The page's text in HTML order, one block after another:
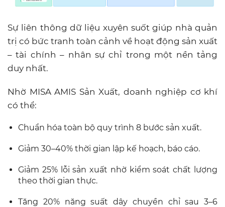
Sự liên thông dữ liệu xuyên suốt giúp nhà quản
trị có bức tranh toàn cảnh về hoạt động sản xuất
– tài chính – nhân sự chỉ trong một nền tảng
duy nhất.
Nhờ MISA AMIS Sản Xuất, doanh nghiệp cơ khí
có thể:
Chuẩn hóa toàn bộ quy trình 8 bước sản xuất.
Giảm 30–40% thời gian lập kế hoạch, báo cáo.
Giảm 25% lỗi sản xuất nhờ kiểm soát chất lượng
theo thời gian thực.
Tăng 20% năng suất dây chuyền chỉ sau 3–6